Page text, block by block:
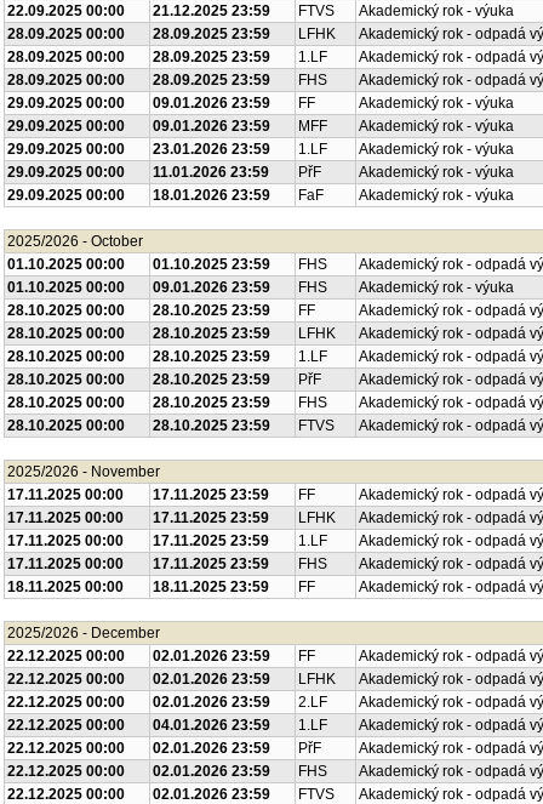
22.09.2025 00:00
21.12.2025 23:59 FTVS
Akademický rok - výuka
28.09.2025 00:00
28.09.2025 23:59 LFHK
Akademický rok - odpadá
28.09.2025 00:00
28.09.2025 23:59 1.LF
Akademický rok - odpadá
28.09.2025 00:00
28.09.2025 23:59 FHS
Akademický rok - odpadá
29.09.2025 00:00
09.01.2026 23:59 FF
Akademický rok - výuka
29.09.2025 00:00
09.01.2026 23:59 MFF
Akademický rok - výuka
29.09.2025 00:00
23.01.2026 23:59 1.LF
Akademický rok - výuka
29.09.2025 00:00
11.01.2026 23:59 PřF
Akademický rok - výuka
29.09.2025 00:00
18.01.2026 23:59 FaF Akademický rok - výuka
2025/2026 - October
01.10.2025 00:00
01.10.2025 23:59 FHS
Akademický rok - odpadá
01.10.2025 00:00
09.01.2026 23:59 FHS
Akademický rok - výuka
28.10.2025 00:00
28.10.2025 23:59 FF
Akademický rok - odpadá
28.10.2025 00:00
28.10.2025 23:59 LFHK
Akademický rok - odpadá
28.10.2025 00:00
28.10.2025 23:59 1.LF
Akademický rok - odpadá
28.10.2025 00:00
28.10.2025 23:59 PřF
Akademický rok - odpadá
28.10.2025 00:00
28.10.2025 23:59 FHS
Akademický rok - odpadá
28.10.2025 00:00
28.10.2025 23:59 FTVS Akademický rok - odpadá
2025/2026 - November
17.11.2025 00:00
17.11.2025 23:59 FF
Akademický rok - odpadá
17.11.2025 00:00
17.11.2025 23:59 LFHK
Akademický rok - odpadá
17.11.2025 00:00
17.11.2025 23:59 1.LF
Akademický rok - odpadá
17.11.2025 00:00
17.11.2025 23:59 FHS
Akademický rok - odpadá
18.11.2025 00:00
18.11.2025 23:59 FF Akademický rok - odpadá
2025/2026 - December
22.12.2025 00:00
02.01.2026 23:59 FF
Akademický rok - odpadá
22.12.2025 00:00
02.01.2026 23:59 LFHK
Akademický rok - odpadá
22.12.2025 00:00
02.01.2026 23:59 2.LF
Akademický rok - odpadá
22.12.2025 00:00
04.01.2026 23:59 1.LF
Akademický rok - odpadá
22.12.2025 00:00
02.01.2026 23:59 PřF
Akademický rok - odpadá
22.12.2025 00:00
02.01.2026 23:59 FHS
Akademický rok - odpadá
22.12.2025 00:00
02.01.2026 23:59 FTVS Akademický rok - odpadá